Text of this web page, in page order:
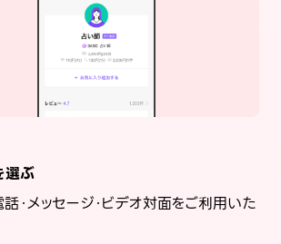
選ぶ
話・メッセージ・ビデオ対面をご利用いた